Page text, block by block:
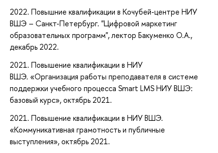
2022. Повышние квалификации в Кочубей-центре НИУ
ВШЭ – Санкт-Петербург. "Цифровой маркетинг
образовательных программ", лектор Бакуменко О.А.,
декабрь 2022.
2021. Повышение квалификации в НИУ
ВШЭ. «Организация работы преподавателя в системе
поддержки учебного процесса Smart LMS НИУ ВШЭ:
базовый курс», октябрь 2021.
2021. Повышение квалификации в НИУ ВШЭ.
«Коммуникативная грамотность и публичные
выступления», октябрь 2021.